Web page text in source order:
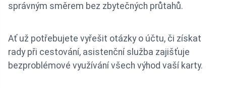
správným směrem bez zbytečných průtahů.
Ať už potřebujete vyřešit otázky o účtu, či získat
rady při cestování, asistenční služba zajišťuje
bezproblémové využívání všech výhod vaší karty.